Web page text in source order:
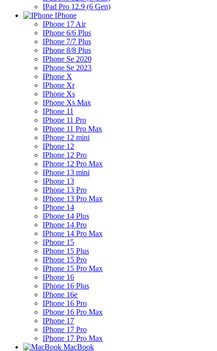
IPad Pro 12.9 (6 Gen)
IPhone
IPhone 17 Air
IPhone 6/6 Plus
IPhone 7/7 Plus
IPhone 8/8 Plus
IPhone Se 2020
IPhone Se 2023
IPhone X
IPhone Xr
IPhone Xs
IPhone Xs Max
IPhone 11
IPhone 11 Pro
IPhone 11 Pro Max
IPhone 12 mini
IPhone 12
IPhone 12 Pro
IPhone 12 Pro Max
IPhone 13 mini
IPhone 13
IPhone 13 Pro
IPhone 13 Pro Max
IPhone 14
IPhone 14 Plus
IPhone 14 Pro
IPhone 14 Pro Max
IPhone 15
IPhone 15 Plus
IPhone 15 Pro
IPhone 15 Pro Max
IPhone 16
IPhone 16 Plus
IPhone 16e
IPhone 16 Pro
IPhone 16 Pro Max
IPhone 17
IPhone 17 Pro
IPhone 17 Pro Max
MacBook